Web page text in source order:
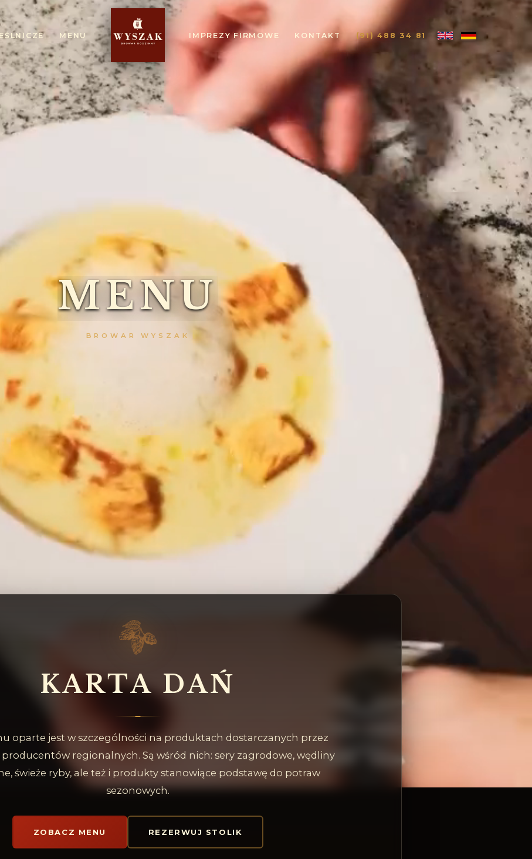
MENU IMPREZY FIRMOWE KONTAKT (91) 488 34 81
MENU
BROWAR WYSZAK
KARTA DAŃ
oparte jest w szczególności na produktach dostarczanych przez
regionalnych. Są wśród nich: sery zagrodowe, wędliny
świeże ryby, ale też i produkty stanowiące podstawę do potraw
sezonowych.
ZOBACZ MENU REZERWUJ STOLIK